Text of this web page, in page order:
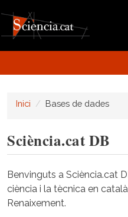
Inici Bases de dades
Sciència.cat DB
Benvinguts a Sciència.cat
ciència i la tècnica en
Renaixement.